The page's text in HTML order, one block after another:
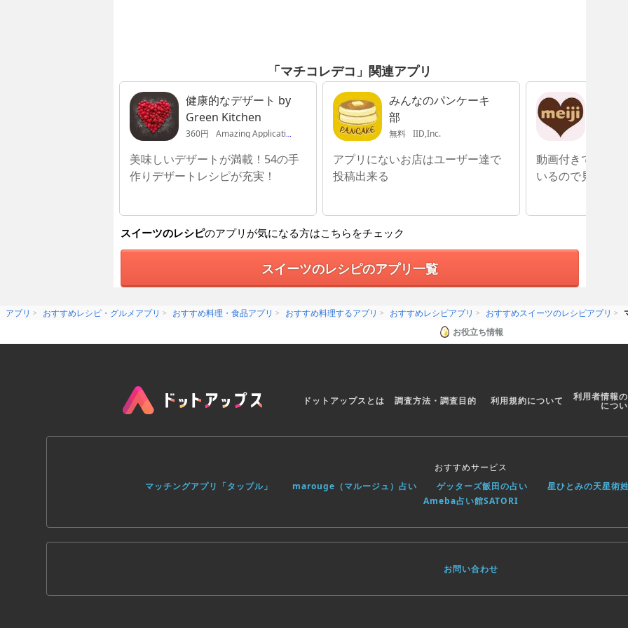
「マチコレデコ」関連アプリ
健康的なデザート by
Green Kitchen
360円 Amazing Applications AB
美味しいデザートが満載！54の手
作りデザートレシピが充実！
みんなのパンケーキ
部
無料 IID,Inc.
アプリにないお店はユーザー達で
投稿出来る
動画付きで分かり
いるので見やすい
スイーツのレシピのアプリが気になる方はこちらをチェック
スイーツのレシピのアプリ一覧
アプリ おすすめレシピ・グルメアプリ おすすめ料理・食品アプリ おすすめ料理するアプリ おすすめレシピアプリ おすすめスイーツのレシピアプリ
お役立ち情報
ドットアップスとは 調査方法・調査目的 利用規約について 利用者情報
につ
おすすめサービス
マッチングアプリ「タップル」
marouge（マルージュ）占い ゲッターズ飯田の占い 星ひとみの天星術
Ameba占い館SATORI
お問い合わせ